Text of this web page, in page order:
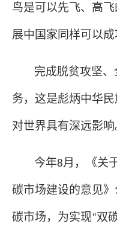
鸟是可以先飞、高
展中国家同样可以成
完成脱贫攻坚
务，这是彪炳中华民
对世界具有深远影响
今年8月，《关
碳市场建设的意见
碳市场，为实现“双